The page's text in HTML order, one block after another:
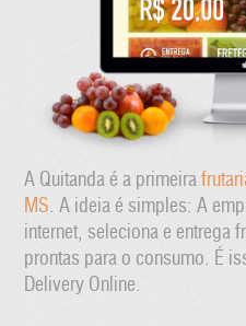
A Quitanda é a primeira
MS. A ideia é simples: A
internet, seleciona e entrega
prontas para o consumo. É
Delivery Online.